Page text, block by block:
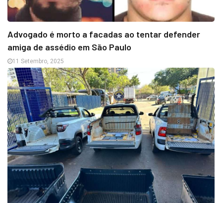
Advogado é morto a facadas ao tentar defender
amiga de assédio em São Paulo
11 Setembro, 2025